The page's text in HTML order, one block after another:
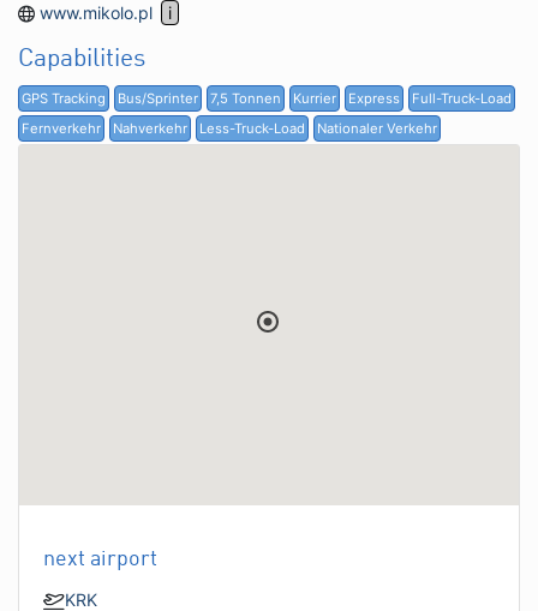
www.mikolo.pl
Capabilities
GPS Tracking Bus/Sprinter 7,5 Tonnen Kurrier Express
Full-Truck-Load
Fernverkehr
Nahverkehr Less-Truck-Load Nationaler Verkehr
next airport
KRK